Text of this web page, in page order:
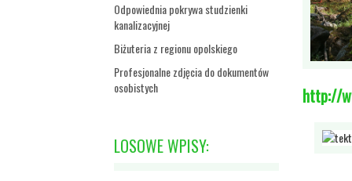
Odpowiednia pokrywa studzienki
kanalizacyjnej
Biżuteria z regionu opolskiego
Profesjonalne zdjęcia do dokumentów
osobistych
LOSOWE WPISY:
http://